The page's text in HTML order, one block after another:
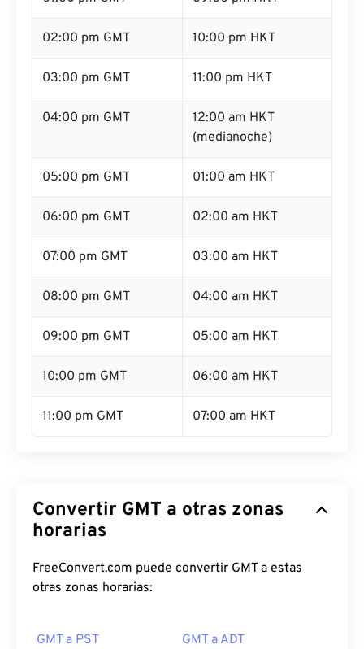
02:00 pm GMT 10:00 pm HKT
03:00 pm GMT 11:00 pm HKT
04:00 pm GMT
12:00 am HKT
(medianoche)
05:00 pm GMT 01:00 am HKT
06:00 pm GMT 02:00 am HKT
07:00 pm GMT 03:00 am HKT
08:00 pm GMT 04:00 am HKT
09:00 pm GMT 05:00 am HKT
10:00 pm GMT 06:00 am HKT
11:00 pm GMT 07:00 am HKT
Convertir GMT a otras zonas
horarias
FreeConvert.com puede convertir GMT a estas
otras zonas horarias:
GMT a PST GMT a ADT